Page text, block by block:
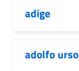
adige
adolfo urso